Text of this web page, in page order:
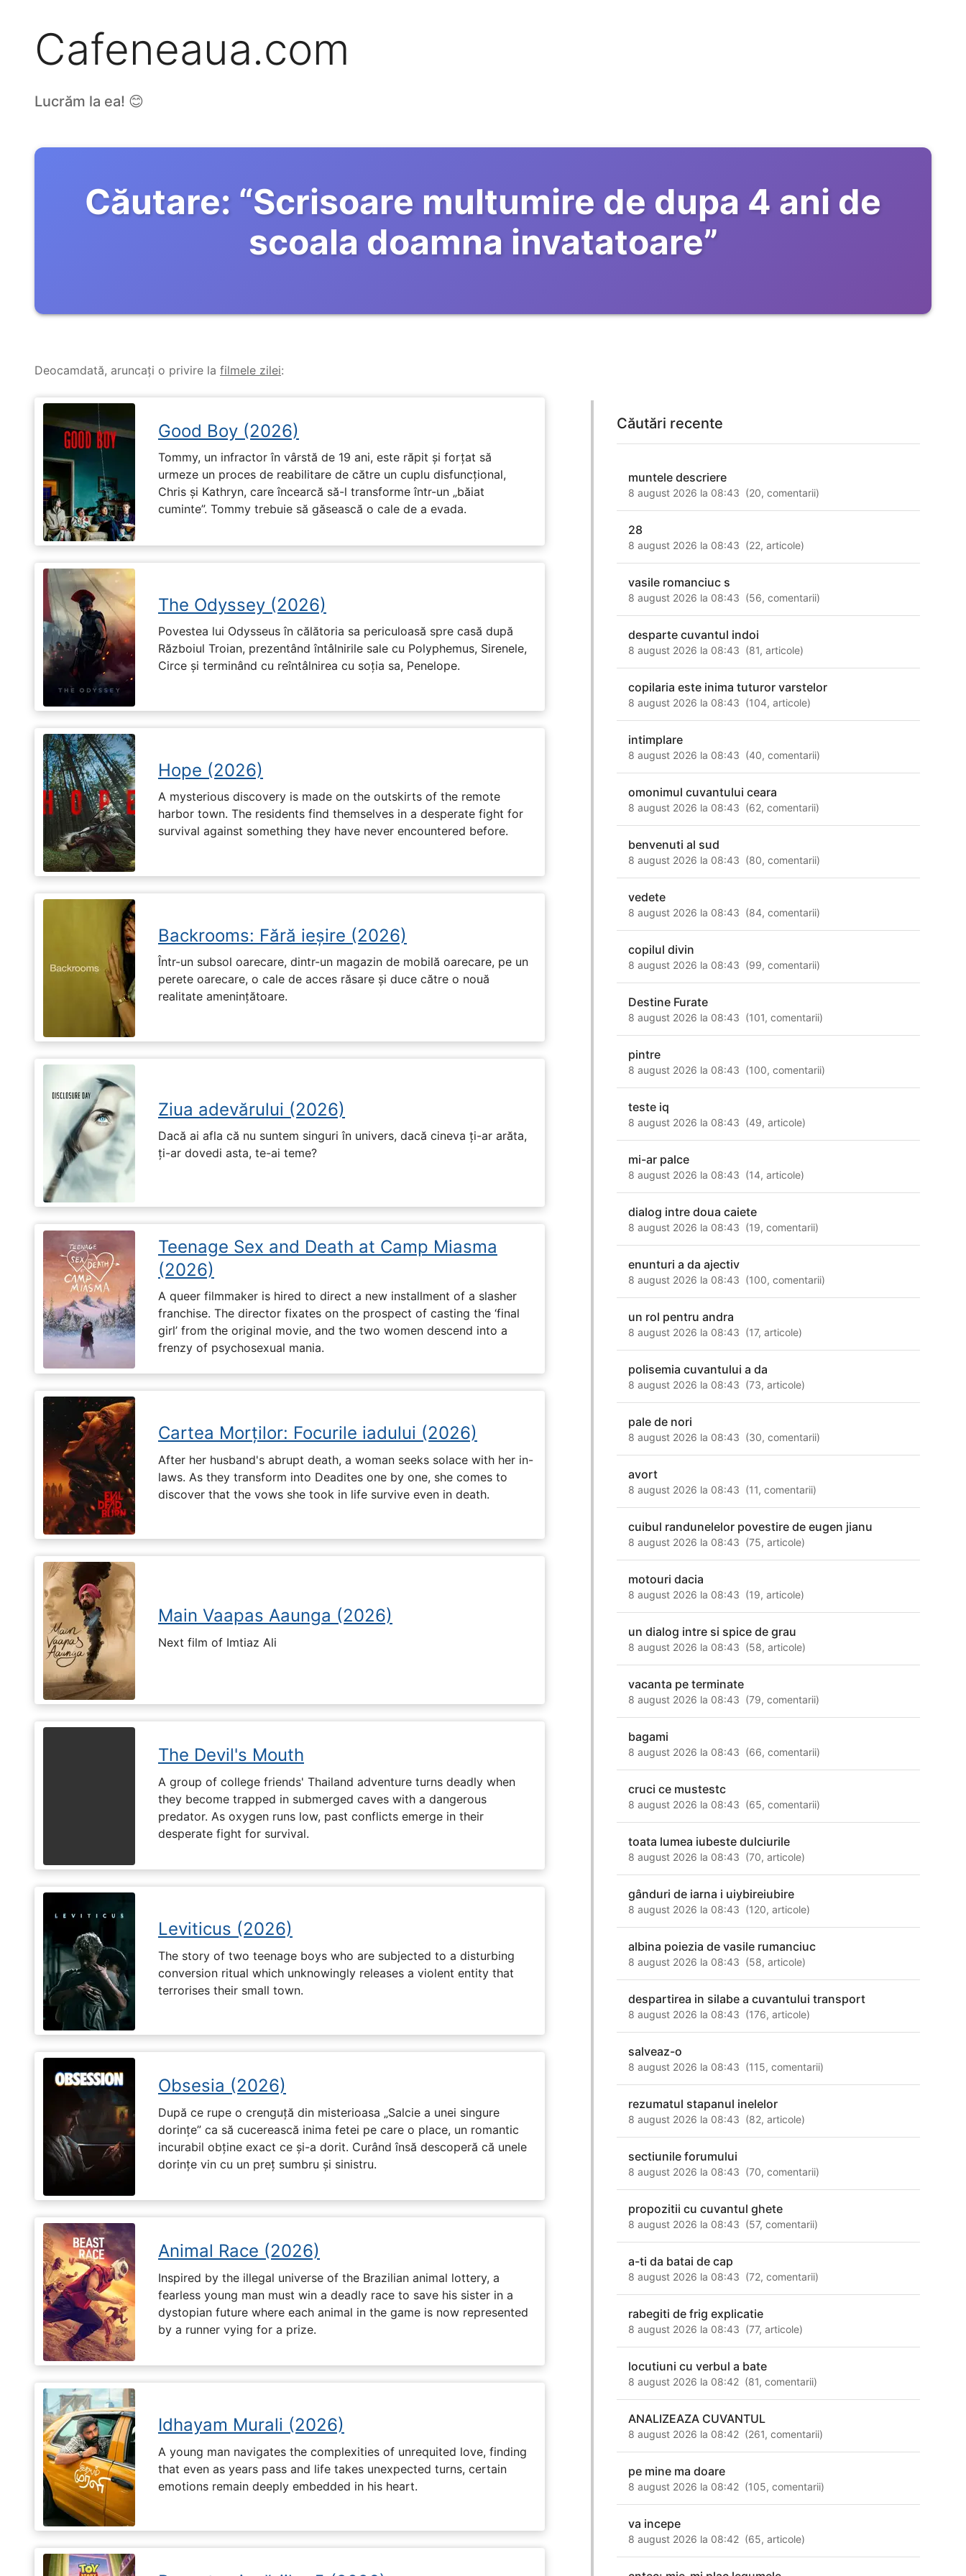
Cafeneaua.com
Lucrăm la ea! 😊
Căutare: “Scrisoare multumire de dupa 4 ani de
scoala doamna invatatoare”
Deocamdată, aruncați o privire la filmele zilei:
Good Boy (2026)
Tommy, un infractor în vârstă de 19 ani, este răpit și forțat să
urmeze un proces de reabilitare de către un cuplu disfuncțional,
Chris și Kathryn, care încearcă să-l transforme într-un „băiat
cuminte”. Tommy trebuie să găsească o cale de a evada.
The Odyssey (2026)
Povestea lui Odysseus în călătoria sa periculoasă spre casă după
Războiul Troian, prezentând întâlnirile sale cu Polyphemus, Sirenele,
Circe și terminând cu reîntâlnirea cu soția sa, Penelope.
Hope (2026)
A mysterious discovery is made on the outskirts of the remote
harbor town. The residents find themselves in a desperate fight for
survival against something they have never encountered before.
Backrooms: Fără ieșire (2026)
Într-un subsol oarecare, dintr-un magazin de mobilă oarecare, pe un
perete oarecare, o cale de acces răsare și duce către o nouă
realitate amenințătoare.
Ziua adevărului (2026)
Dacă ai afla că nu suntem singuri în univers, dacă cineva ți-ar arăta,
ți-ar dovedi asta, te-ai teme?
Teenage Sex and Death at Camp Miasma
(2026)
A queer filmmaker is hired to direct a new installment of a slasher
franchise. The director fixates on the prospect of casting the ‘final
girl’ from the original movie, and the two women descend into a
frenzy of psychosexual mania.
Cartea Morților: Focurile iadului (2026)
After her husband's abrupt death, a woman seeks solace with her in-
laws. As they transform into Deadites one by one, she comes to
discover that the vows she took in life survive even in death.
Main Vaapas Aaunga (2026)
Next film of Imtiaz Ali
The Devil's Mouth
A group of college friends' Thailand adventure turns deadly when
they become trapped in submerged caves with a dangerous
predator. As oxygen runs low, past conflicts emerge in their
desperate fight for survival.
Leviticus (2026)
The story of two teenage boys who are subjected to a disturbing
conversion ritual which unknowingly releases a violent entity that
terrorises their small town.
Obsesia (2026)
După ce rupe o crenguță din misterioasa „Salcie a unei singure
dorințe” ca să cucerească inima fetei pe care o place, un romantic
incurabil obține exact ce și-a dorit. Curând însă descoperă că unele
dorințe vin cu un preț sumbru și sinistru.
Animal Race (2026)
Inspired by the illegal universe of the Brazilian animal lottery, a
fearless young man must win a deadly race to save his sister in a
dystopian future where each animal in the game is now represented
by a runner vying for a prize.
Idhayam Murali (2026)
A young man navigates the complexities of unrequited love, finding
that even as years pass and life takes unexpected turns, certain
emotions remain deeply embedded in his heart.
Căutări recente
muntele descriere
8 august 2026 la 08:43 (20,comentarii)
28
8 august 2026 la 08:43 (22,articole)
vasile romanciuc s
8 august 2026 la 08:43 (56,comentarii)
desparte cuvantul indoi
8 august 2026 la 08:43 (81,articole)
copilaria este inima tuturor varstelor
8 august 2026 la 08:43 (104,articole)
intimplare
8 august 2026 la 08:43 (40,comentarii)
omonimul cuvantului ceara
8 august 2026 la 08:43 (62,comentarii)
benvenuti al sud
8 august 2026 la 08:43 (80,comentarii)
vedete
8 august 2026 la 08:43 (84,comentarii)
copilul divin
8 august 2026 la 08:43 (99,comentarii)
Destine Furate
8 august 2026 la 08:43 (101,comentarii)
pintre
8 august 2026 la 08:43 (100,comentarii)
teste iq
8 august 2026 la 08:43 (49,articole)
mi-ar palce
8 august 2026 la 08:43 (14,articole)
dialog intre doua caiete
8 august 2026 la 08:43 (19,comentarii)
enunturi a da ajectiv
8 august 2026 la 08:43 (100,comentarii)
un rol pentru andra
8 august 2026 la 08:43 (17,articole)
polisemia cuvantului a da
8 august 2026 la 08:43 (73,articole)
pale de nori
8 august 2026 la 08:43 (30,comentarii)
avort
8 august 2026 la 08:43 (11,comentarii)
cuibul randunelelor povestire de eugen jianu
8 august 2026 la 08:43 (75,articole)
motouri dacia
8 august 2026 la 08:43 (19,articole)
un dialog intre si spice de grau
8 august 2026 la 08:43 (58,articole)
vacanta pe terminate
8 august 2026 la 08:43 (79,comentarii)
bagami
8 august 2026 la 08:43 (66,comentarii)
cruci ce mustestc
8 august 2026 la 08:43 (65,comentarii)
toata lumea iubeste dulciurile
8 august 2026 la 08:43 (70,articole)
gânduri de iarna i uiybireiubire
8 august 2026 la 08:43 (120,articole)
albina poiezia de vasile rumanciuc
8 august 2026 la 08:43 (58,articole)
despartirea in silabe a cuvantului transport
8 august 2026 la 08:43 (176,articole)
salveaz-o
8 august 2026 la 08:43 (115,comentarii)
rezumatul stapanul inelelor
8 august 2026 la 08:43 (82,articole)
sectiunile forumului
8 august 2026 la 08:43 (70,comentarii)
propozitii cu cuvantul ghete
8 august 2026 la 08:43 (57,comentarii)
a-ti da batai de cap
8 august 2026 la 08:43 (72,comentarii)
rabegiti de frig explicatie
8 august 2026 la 08:43 (77,articole)
locutiuni cu verbul a bate
8 august 2026 la 08:42 (81,comentarii)
ANALIZEAZA CUVANTUL
8 august 2026 la 08:42 (261,comentarii)
pe mine ma doare
8 august 2026 la 08:42 (105,comentarii)
va incepe
8 august 2026 la 08:42 (65,articole)